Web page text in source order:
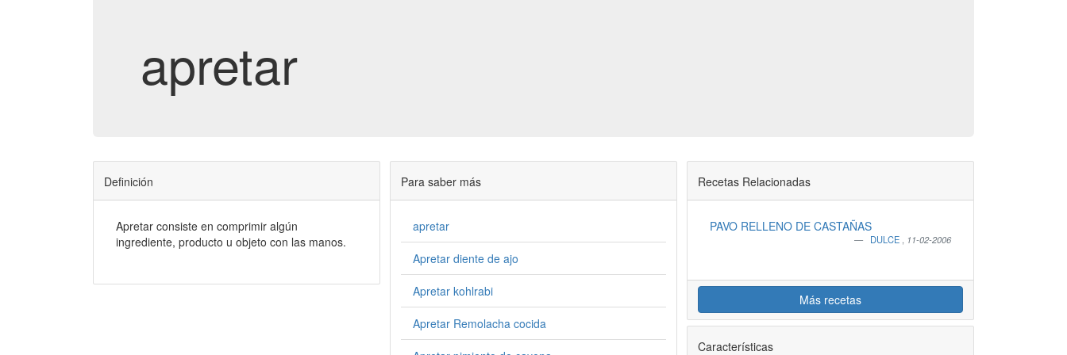
apretar
Definición
Apretar consiste en comprimir algún
ingrediente, producto u objeto con las manos.
Para saber más
apretar
Apretar diente de ajo
Apretar kohlrabi
Apretar Remolacha cocida
Recetas Relacionadas
PAVO RELLENO DE CASTAÑAS
DULCE 11-02-2006
Más recetas
Características